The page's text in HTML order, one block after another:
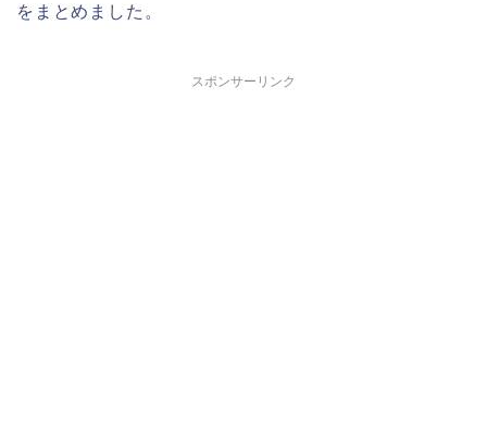
をまとめました。
スポンサーリンク